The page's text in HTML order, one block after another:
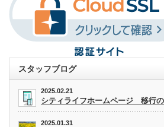
スタッフブログ
2025.02.21
シティライフホームページ 移行
2025.01.31